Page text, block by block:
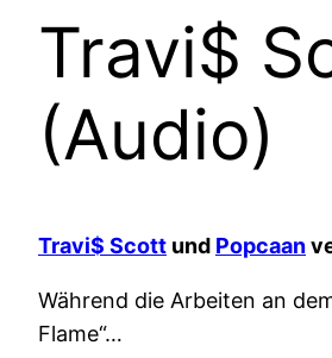
Travi$
(Audio)
Travi$ Scott und Popcaan
Während die Arbeiten an
Flame“…